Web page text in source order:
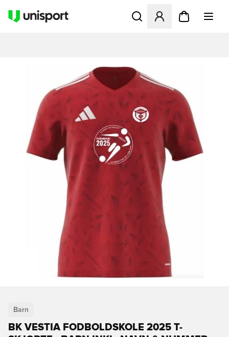
Åpner en Modal for å
Barn
BK VESTIA FODBOLDSKOLE 2025 T-